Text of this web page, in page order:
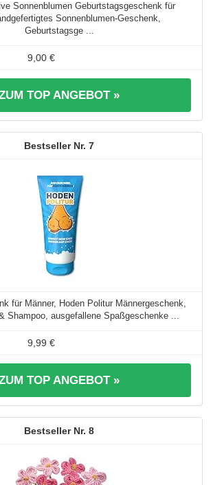
Sonnenblumen Geburtstagsgeschenk für
Sonnenblumen-Geschenk,
Geburtstagsge ...
9,00 €
TOP ANGEBOT »
7
für Männer, Hoden Politur Männergeschenk,
Shampoo, ausgefallene Spaßgeschenke ...
9,99 €
TOP ANGEBOT »
8